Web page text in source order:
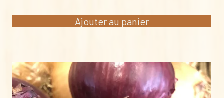
Ajouter au panier